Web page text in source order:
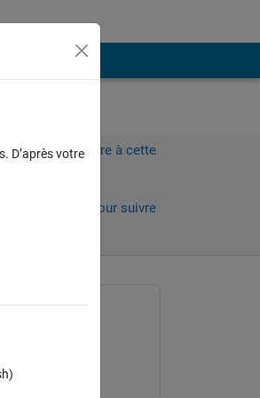
pour répondre à cette
Connectez-vous pour suivre
Karimova
D’après votre